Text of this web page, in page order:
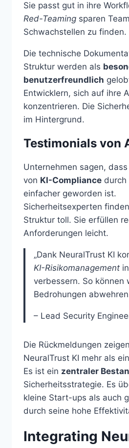
Sie passt gut in ihre
Red-Teaming sparen
Schwachstellen zu finden.
Die technische
Struktur werden als
benutzerfreundlich
Entwicklern, sich auf ihre
konzentrieren. Die
im Hintergrund.
Testimonials von
Unternehmen sagen,
von KI-Compliance durch
einfacher geworden ist.
Sicherheitsexperten
Struktur toll. Sie erfüllen
Anforderungen leicht.
„Dank NeuralTrust KI
KI-Risikomanagement
verbessern. So können
Bedrohungen
– Lead Security
Die Rückmeldungen
NeuralTrust KI mehr als
Es ist ein zentraler
Sicherheitsstrategie. Es
kleine Start-ups als auch
durch seine hohe
Integrating